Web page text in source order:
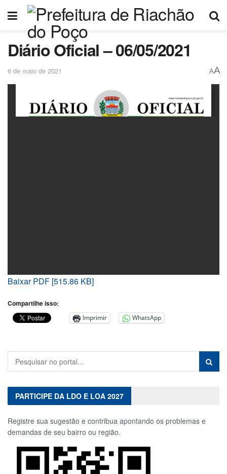
Diário Oficial – 06/05/2021
6 de maio de 2021 AA
Baixar PDF [515.86 KB]
Compartilhe isso:
Imprimir WhatsApp
PARTICIPE DA LDO E LOA 2027
Registre sua sugestão e contribua apontando os problemas e
demandas de seu bairro ou região.